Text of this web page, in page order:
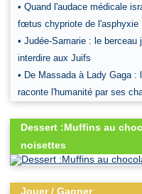
• Quand l'audace médicale
fœtus chypriote de l'asphyxie
• Judée-Samarie : le berceau
interdire aux Juifs
• De Massada à Lady Gaga :
raconte l'humanité par ses
Dessert :Muffins au
noisettes
Jouer / Gagner